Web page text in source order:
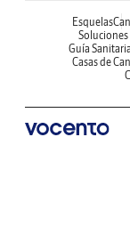
Esquelas
Guía Sanitaria
Casas de